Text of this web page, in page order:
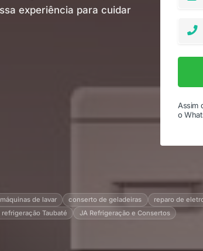
experiência para cuidar
Assim
o
de lavar conserto de geladeiras reparo de
Taubaté JA Refrigeração e Consertos